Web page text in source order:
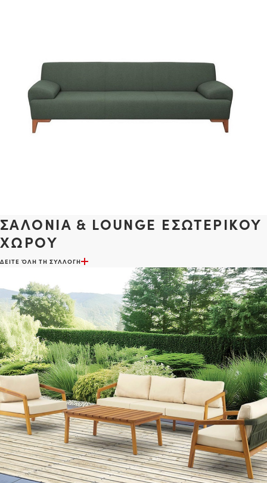
ΣΑΛΟΝΙΑ & LOUNGE ΕΣΩΤΕΡΙΚΟΥ
ΧΩΡΟΥ
ΔΕΙΤΕ ΌΛΗ ΤΗ ΣΥΛΛΟΓΗ